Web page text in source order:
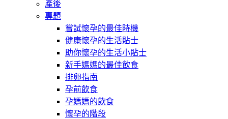
產後
專題
嘗試懷孕的最佳時機
健康懷孕的生活貼士
助你懷孕的生活小貼士
新手媽媽的最佳飲食
排卵指南
孕前飲食
孕媽媽的飲食
懷孕的階段